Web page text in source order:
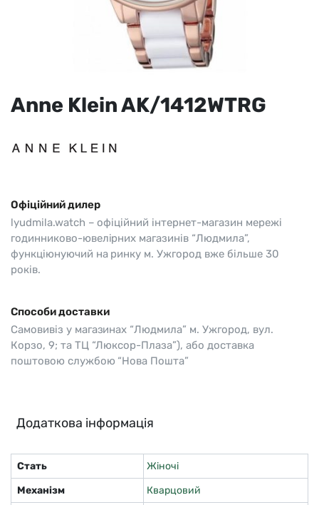
Anne Klein AK/1412WTRG
Офіційний дилер
lyudmila.watch – офіційний інтернет-магазин мережі
годинниково-ювелірних магазинів “Людмила”,
функціюнуючий на ринку м. Ужгород вже більше 30
років.
Способи доставки
Самовивіз у магазинах “Людмила” м. Ужгород, вул.
Корзо, 9; та ТЦ “Люксор-Плаза”), або доставка
поштовою службою “Нова Пошта”
Додаткова інформація
Стать
Жіночі
Механізм
Кварцовий